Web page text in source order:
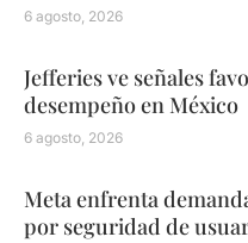
6 agosto, 2026
Jefferies ve señales
desempeño en México
6 agosto, 2026
Meta enfrenta
por seguridad de